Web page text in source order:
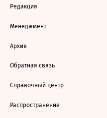
Редакция
Менеджмент
Архив
Обратная связь
Справочный центр
Распространение